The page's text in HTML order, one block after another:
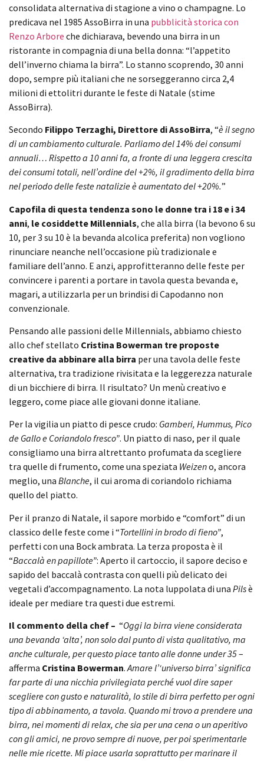
consolidata alternativa di stagione a vino o champagne. Lo
predicava nel 1985 AssoBirra in una pubblicità storica con
Renzo Arbore che dichiarava, bevendo una birra in un
ristorante in compagnia di una bella donna: “l’appetito
dell’inverno chiama la birra”. Lo stanno scoprendo, 30 anni
dopo, sempre più italiani che ne sorseggeranno circa 2,4
milioni di ettolitri durante le feste di Natale (stime
AssoBirra).
Secondo Filippo Terzaghi, Direttore di AssoBirra, “è il segno
di un cambiamento culturale. Parliamo del 14% dei consumi
annuali… Rispetto a 10 anni fa, a fronte di una leggera crescita
dei consumi totali, nell’ordine del +2%, il gradimento della birra
nel periodo delle feste natalizie è aumentato del +20%.”
Capofila di questa tendenza sono le donne tra i 18 e i 34
anni, le cosiddette Millennials, che alla birra (la bevono 6 su
10, per 3 su 10 è la bevanda alcolica preferita) non vogliono
rinunciare neanche nell’occasione più tradizionale e
familiare dell’anno. E anzi, approfitteranno delle feste per
convincere i parenti a portare in tavola questa bevanda e,
magari, a utilizzarla per un brindisi di Capodanno non
convenzionale.
Pensando alle passioni delle Millennials, abbiamo chiesto
allo chef stellato Cristina Bowerman tre proposte
creative da abbinare alla birra per una tavola delle feste
alternativa, tra tradizione rivisitata e la leggerezza naturale
di un bicchiere di birra. Il risultato? Un menù creativo e
leggero, come piace alle giovani donne italiane.
Per la vigilia un piatto di pesce crudo: Gamberi, Hummus, Pico
de Gallo e Coriandolo fresco”. Un piatto di naso, per il quale
consigliamo una birra altrettanto profumata da scegliere
tra quelle di frumento, come una speziata Weizeno, ancora
meglio, una Blanche, il cui aroma di coriandolo richiama
quello del piatto.
Per il pranzo di Natale, il sapore morbido e “comfort” di un
classico delle feste come i “Tortellini in brodo di fieno”,
perfetti con una Bock ambrata. La terza proposta è il
“Baccalà en papillote”: Aperto il cartoccio, il sapore deciso e
sapido del baccalà contrasta con quelli più delicato dei
vegetali d’accompagnamento. La nota luppolata di una Pilsè
ideale per mediare tra questi due estremi.
Il commento della chef – “Oggi la birra viene considerata
una bevanda ‘alta’, non solo dal punto di vista qualitativo, ma
anche culturale, per questo piace tanto alle donne under 35–
afferma Cristina Bowerman.Amare l’‘universo birra’ significa
far parte di una nicchia privilegiata perché vuol dire saper
scegliere con gusto e naturalità, lo stile di birra perfetto per ogni
tipo di abbinamento, a tavola. Quando mi trovo a prendere una
birra, nei momenti di relax, che sia per una cena o un aperitivo
con gli amici, ne provo sempre di nuove, per poi sperimentarle
nelle mie ricette. Mi piace usarla soprattutto per marinare il